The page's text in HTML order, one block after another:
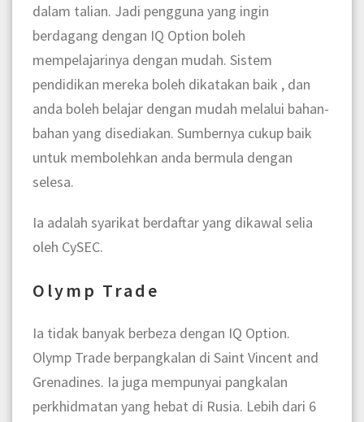
dalam talian. Jadi pengguna yang ingin
berdagang dengan IQ Option boleh
mempelajarinya dengan mudah. Sistem
pendidikan mereka boleh dikatakan baik , dan
anda boleh belajar dengan mudah melalui bahan-
bahan yang disediakan. Sumbernya cukup baik
untuk membolehkan anda bermula dengan
selesa.
Ia adalah syarikat berdaftar yang dikawal selia
oleh CySEC.
Olymp Trade
Ia tidak banyak berbeza dengan IQ Option.
Olymp Trade berpangkalan di Saint Vincent and
Grenadines. Ia juga mempunyai pangkalan
perkhidmatan yang hebat di Rusia. Lebih dari 6